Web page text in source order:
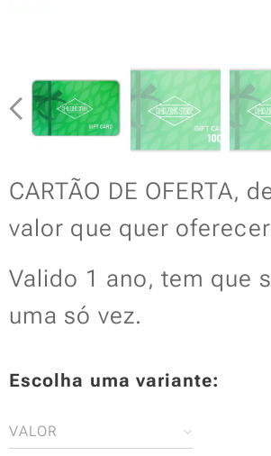
CARTÃO DE OFERTA,
valor que quer
Valido 1 ano, tem que
uma só vez.
Escolha uma variante:
VALOR